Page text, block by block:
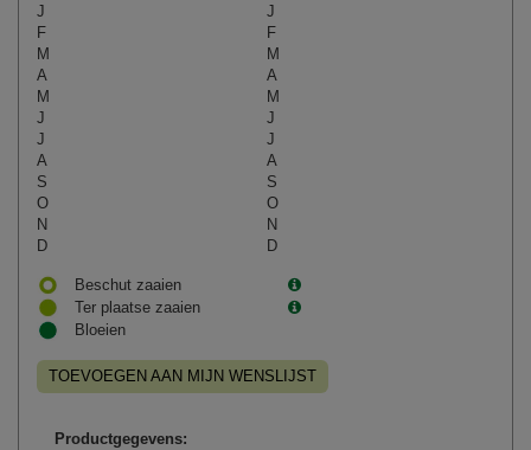
J
J
F
F
M
M
A
A
M
M
J
J
J
J
A
A
S
S
O
O
N
N
D
D
Beschut zaaien
Ter plaatse zaaien
Bloeien
TOEVOEGEN AAN MIJN WENSLIJST
Productgegevens: